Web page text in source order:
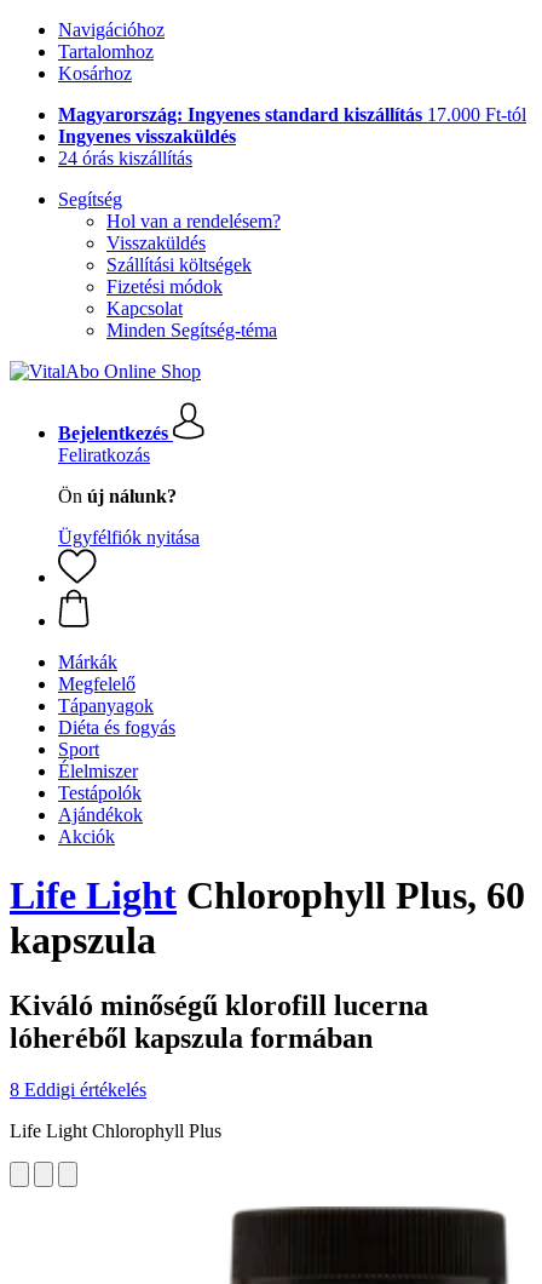
Navigációhoz
Tartalomhoz
Kosárhoz
Magyarország: Ingyenes standard kiszállítás 17.000 Ft-tól
Ingyenes visszaküldés
24 órás kiszállítás
Segítség
Hol van a rendelésem?
Visszaküldés
Szállítási költségek
Fizetési módok
Kapcsolat
Minden Segítség-téma
Bejelentkezés
Feliratkozás
Ön új nálunk?
Ügyfélfiók nyitása
Márkák
Megfelelő
Tápanyagok
Diéta és fogyás
Sport
Élelmiszer
Testápolók
Ajándékok
Akciók
Life Light Chlorophyll Plus, 60
kapszula
Kiváló minőségű klorofill lucerna
lóheréből kapszula formában
8 Eddigi értékelés
Life Light Chlorophyll Plus